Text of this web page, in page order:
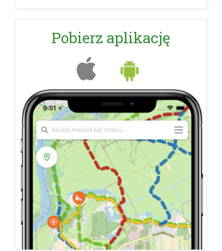
Pobierz aplikację